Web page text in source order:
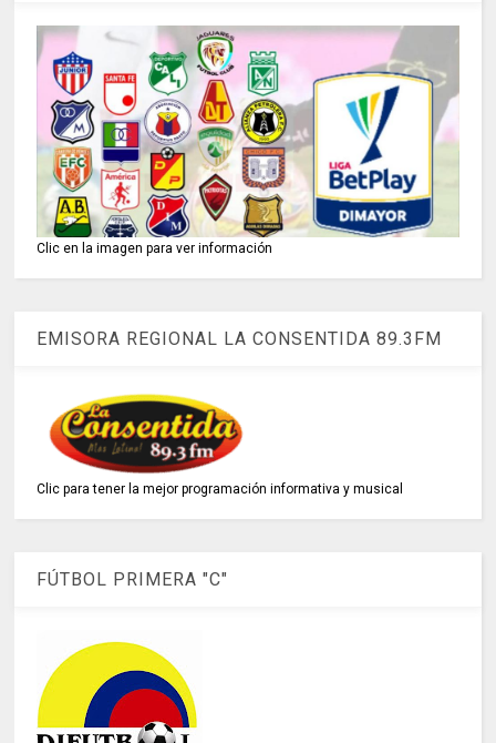
Clic en la imagen para ver información
EMISORA REGIONAL LA CONSENTIDA 89.3FM
Clic para tener la mejor programación informativa y musical
FÚTBOL PRIMERA "C"